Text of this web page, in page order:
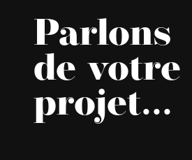
Parlons
de votre
projet...